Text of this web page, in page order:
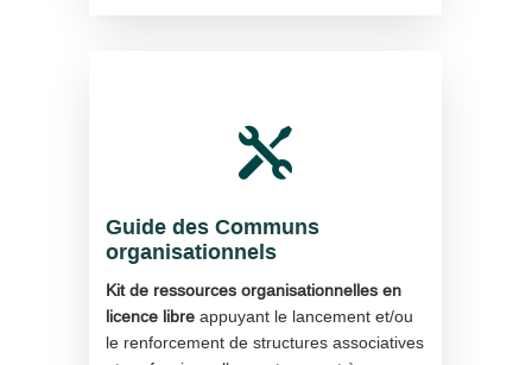

Guide des Communs
organisationnels
Kit de ressources organisationnelles en
licence libre appuyant le lancement et/ou
le renforcement de structures associatives